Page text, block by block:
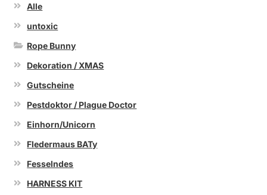
Alle
untoxic
Rope Bunny
Dekoration / XMAS
Gutscheine
Pestdoktor / Plague Doctor
Einhorn/Unicorn
Fledermaus BATy
Fesselndes
HARNESS KIT